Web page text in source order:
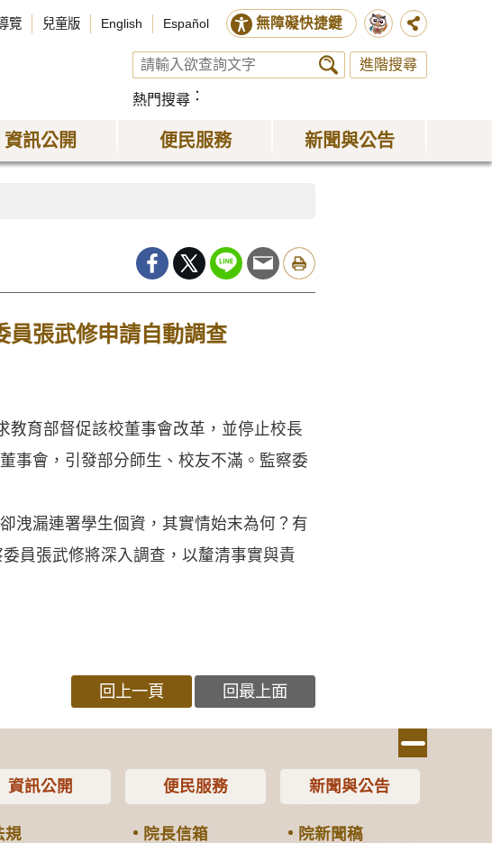
覽 兒童版 English Español 無障礙快捷鍵
進階搜尋
熱門搜尋
資訊公開 便民服務 新聞與公告
員張武修申請自動調查
教育部督促該校董事會改革，並停止校長
事會，引發部分師生、校友不滿。監察委
洩漏連署學生個資，其實情始末為何？有
員張武修將深入調查，以釐清事實與責
回上一頁 回最上面
資訊公開
規
便民服務
院長信箱
新聞與公告
院新聞稿